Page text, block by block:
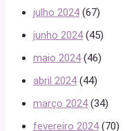
julho 2024(67)
junho 2024(45)
maio 2024(46)
abril 2024(44)
março 2024(34)
fevereiro 2024(70)